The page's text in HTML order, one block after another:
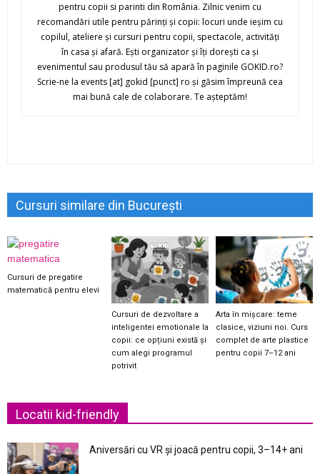
pentru copii si parinti din România. Zilnic venim cu
recomandări utile pentru părinţi şi copii: locuri unde ieşim cu
copilul, ateliere şi cursuri pentru copii, spectacole, activităţi
în casa şi afară. Eşti organizator şi îţi doreşti ca şi
evenimentul sau produsul tău să apară în paginile GOKID.ro?
Scrie-ne la events [at] gokid [punct] ro şi găsim împreună cea
mai bună cale de colaborare. Te aşteptăm!
Cursuri similare din București
Cursuri de pregatire
matematică pentru elevi
Cursuri de dezvoltare a
inteligentei emotionale la
copii: ce opțiuni există și
cum alegi programul
potrivit
Arta în mișcare: teme
clasice, viziuni noi. Curs
complet de arte plastice
pentru copii 7–12 ani
Locatii kid-friendly
Aniversări cu VR și joacă pentru copii, 3–14+ ani